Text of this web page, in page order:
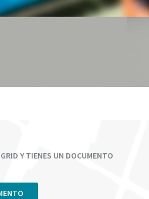
Y TIENES UN DOCUMENTO